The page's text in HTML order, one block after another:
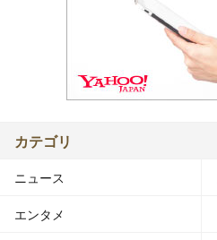
カテゴリ
ニュース
エンタメ